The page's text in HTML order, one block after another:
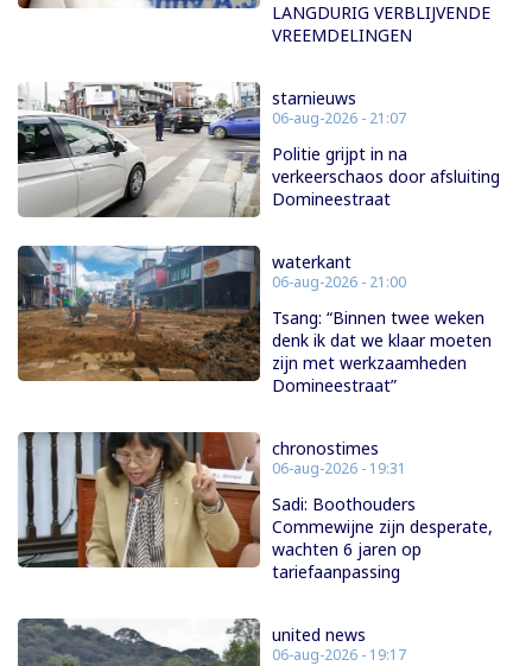
LANGDURIG VERBLIJVENDE
VREEMDELINGEN
starnieuws
06-aug-2026 - 21:07
Politie grijpt in na
verkeerschaos door afsluiting
Domineestraat
waterkant
06-aug-2026 - 21:00
Tsang: “Binnen twee weken
denk ik dat we klaar moeten
zijn met werkzaamheden
Domineestraat”
chronostimes
06-aug-2026 - 19:31
Sadi: Boothouders
Commewijne zijn desperate,
wachten 6 jaren op
tariefaanpassing
united news
06-aug-2026 - 19:17